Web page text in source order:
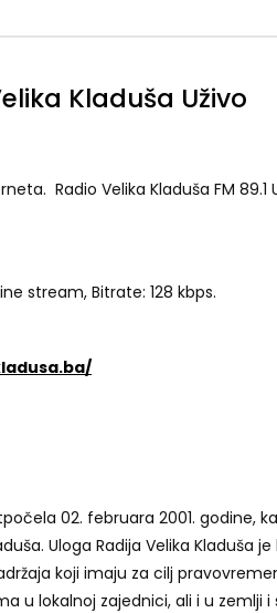
Kladuša Uživo
Radio Velika Kladuša FM
stream, Bitrate: 128 kbps.
02. februara 2001. godine,
Uloga Radija Velika Kladuša
koji imaju za cilj
u lokalnoj zajednici, ali i u zemlji i